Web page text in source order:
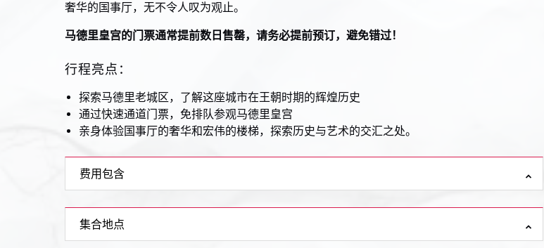
奢华的国事厅，无不令人叹为观止。
马德里皇宫的门票通常提前数日售罄，请务必提前预订，避免错过！
行程亮点：
探索马德里老城区，了解这座城市在王朝时期的辉煌历史
通过快速通道门票，免排队参观马德里皇宫
亲身体验国事厅的奢华和宏伟的楼梯，探索历史与艺术的交汇之处。
费用包含
集合地点